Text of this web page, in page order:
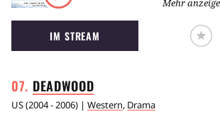
Ministerpräsidenten in
Politdrama rund um die
willensstarke Politikerin
beschreibt die kleinen und
Mehr
IM STREAM
DEADWOOD
US(2004 - 2006) | Western, Drama